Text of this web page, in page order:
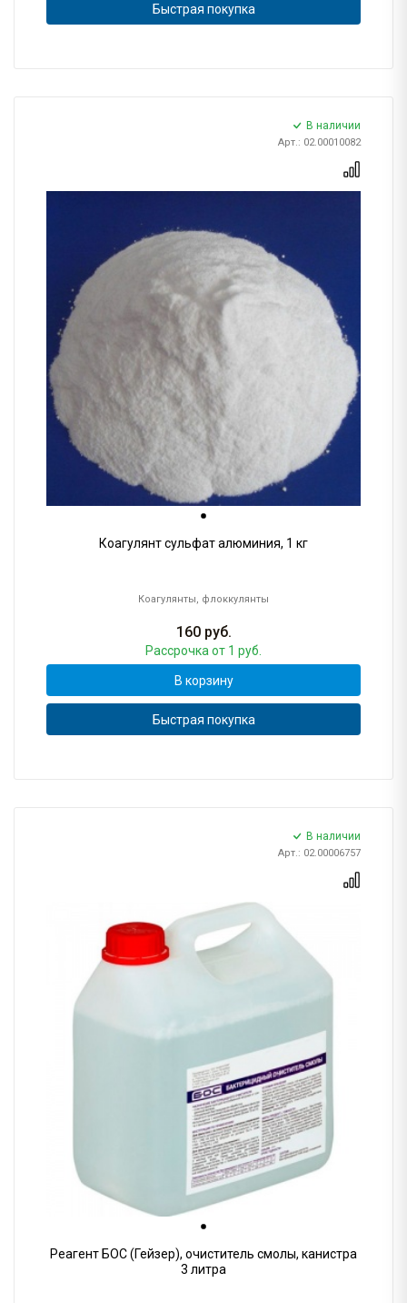
Быстрая покупка
В наличии
Арт.: 02.00010082
Коагулянт сульфат алюминия, 1 кг
Коагулянты, флоккулянты
160руб.
Рассрочкаот 1 руб.
В корзину
Быстрая покупка
В наличии
Арт.: 02.00006757
Реагент БОС (Гейзер), очиститель смолы, канистра
3 литра